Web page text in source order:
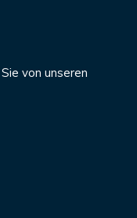
von unseren